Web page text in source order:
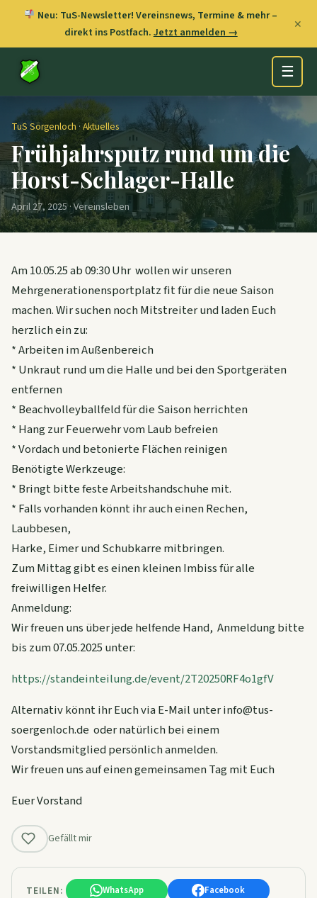
Neu: TuS-Newsletter! Vereinsnews, Termine & mehr –
direkt ins Postfach.Jetzt anmelden →
✕
☰
TuS Sörgenloch ·Aktuelles
Frühjahrsputz rund um die
Horst-Schlager-Halle
April 27, 2025 · Vereinsleben
Am 10.05.25 ab 09:30 Uhr wollen wir unseren
Mehrgenerationensportplatz fit für die neue Saison
machen. Wir suchen noch Mitstreiter und laden Euch
herzlich ein zu:
* Arbeiten im Außenbereich
* Unkraut rund um die Halle und bei den Sportgeräten
entfernen
* Beachvolleyballfeld für die Saison herrichten
* Hang zur Feuerwehr vom Laub befreien
* Vordach und betonierte Flächen reinigen
Benötigte Werkzeuge:
* Bringt bitte feste Arbeitshandschuhe mit.
* Falls vorhanden könnt ihr auch einen Rechen,
Laubbesen,
Harke, Eimer und Schubkarre mitbringen.
Zum Mittag gibt es einen kleinen Imbiss für alle
freiwilligen Helfer.
Anmeldung:
Wir freuen uns über jede helfende Hand, Anmeldung bitte
bis zum 07.05.2025 unter:
https://standeinteilung.de/event/2T20250RF4o1gfV
Alternativ könnt ihr Euch via E-Mail unter info@tus-
soergenloch.de oder natürlich bei einem
Vorstandsmitglied persönlich anmelden.
Wir freuen uns auf einen gemeinsamen Tag mit Euch
Euer Vorstand
Gefällt mir
TEILEN: WhatsApp Facebook